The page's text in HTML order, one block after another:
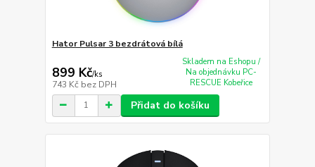
Hator Pulsar 3 bezdrátová bílá
899 Kč/ks
743 Kč bez DPH
Skladem na Eshopu /
Na objednávku PC-
RESCUE Kobeřice
Přidat do košíku